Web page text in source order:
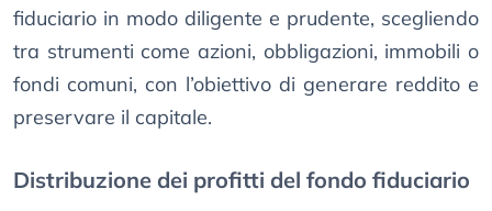
fiduciario in modo diligente e prudente, scegliendo
tra strumenti come azioni, obbligazioni, immobili o
fondi comuni, con l’obiettivo di generare reddito e
preservare il capitale.
Distribuzione dei profitti del fondo fiduciario